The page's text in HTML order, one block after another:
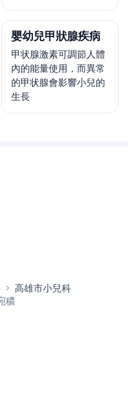
嬰幼兒甲狀腺疾病
甲状腺激素可調節人體
內的能量使用，而異常
的甲状腺會影響小兒的
生長
高雄市小兒科
穠